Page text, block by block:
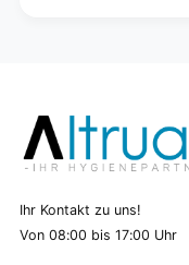
Ihr Kontakt zu uns!
Von 08:00 bis 17:00 Uhr